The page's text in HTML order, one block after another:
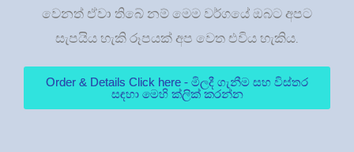
වෙනත් ඒවා තිබේ නම් මෙම වර්ගයේ ඔබට අපට
සැපයිය හැකි රූපයක් අප වෙත එවිය හැකිය.
Order & Details Click here - මිලදී ගැනීම සහ විස්තර
සඳහා මෙහි ක්ලික් කරන්න